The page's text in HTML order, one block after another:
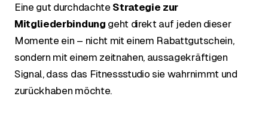
Eine gut durchdachte Strategie zur
Mitgliederbindung geht direkt auf jeden dieser
Momente ein – nicht mit einem Rabattgutschein,
sondern mit einem zeitnahen, aussagekräftigen
Signal, dass das Fitnessstudio sie wahrnimmt und
zurückhaben möchte.